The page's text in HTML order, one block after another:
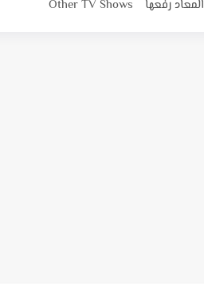
المعاد رفعها Other TV Shows